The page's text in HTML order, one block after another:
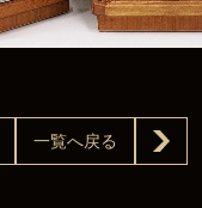
一覧へ戻る